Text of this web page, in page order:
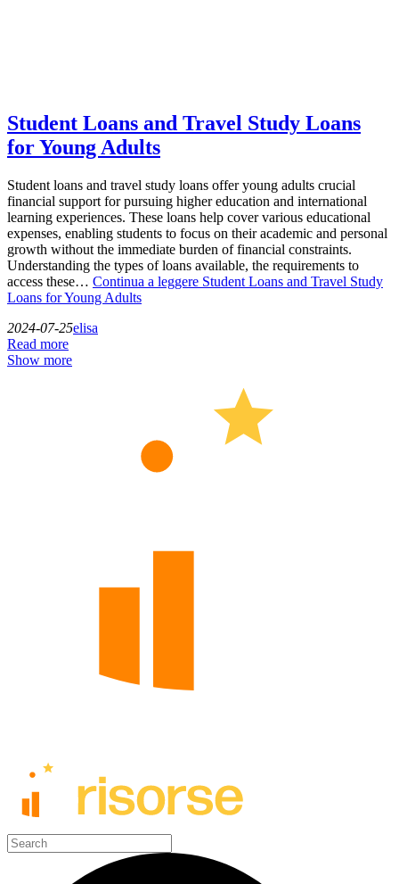
Student Loans and Travel Study Loans
for Young Adults
Student loans and travel study loans offer young adults crucial
financial support for pursuing higher education and international
learning experiences. These loans help cover various educational
expenses, enabling students to focus on their academic and personal
growth without the immediate burden of financial constraints.
Understanding the types of loans available, the requirements to
access these… Continua a leggere Student Loans and Travel Study
Loans for Young Adults
2024-07-25elisa
Read more
Show more